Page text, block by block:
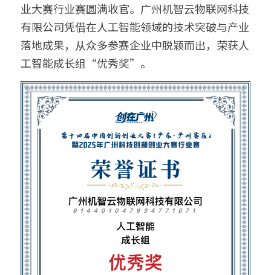
鱼缸水泵智能化解决方案
智能家电/家居解决方案
鱼缸加热棒智能化解决方案
厨房电器智能化解决方案
变频器智能化解决方案
无人自助设备解决方案
搜索
English
业大赛行业赛圆满收官。广州机智云物联网科技
有限公司凭借在人工智能领域的技术突破与产业
落地成果，从众多参赛企业中脱颖而出，荣获人
工智能成长组“优秀奖”。